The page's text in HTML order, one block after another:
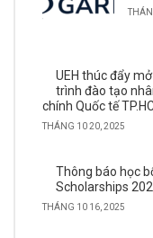
UEH thúc đẩy
trình đào tạo
chính Quốc tế
THÁNG 10 20, 2025
Thông báo học
Scholarships
THÁNG 10 16, 2025